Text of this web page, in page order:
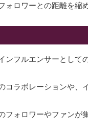
ォロワーとの距離を縮
フルエンサーとして
ラボレーションや、
ォロワーやファンが